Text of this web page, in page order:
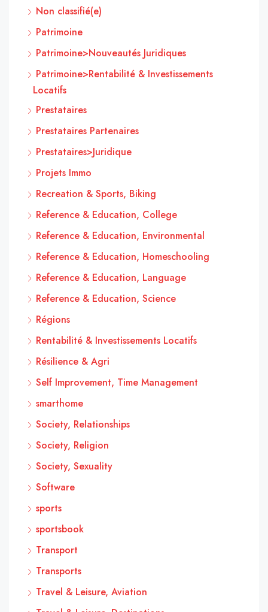
Non classifié(e)
Patrimoine
Patrimoine>Nouveautés Juridiques
Patrimoine>Rentabilité & Investissements
Locatifs
Prestataires
Prestataires Partenaires
Prestataires>Juridique
Projets Immo
Recreation & Sports, Biking
Reference & Education, College
Reference & Education, Environmental
Reference & Education, Homeschooling
Reference & Education, Language
Reference & Education, Science
Régions
Rentabilité & Investissements Locatifs
Résilience & Agri
Self Improvement, Time Management
smarthome
Society, Relationships
Society, Religion
Society, Sexuality
Software
sports
sportsbook
Transport
Transports
Travel & Leisure, Aviation